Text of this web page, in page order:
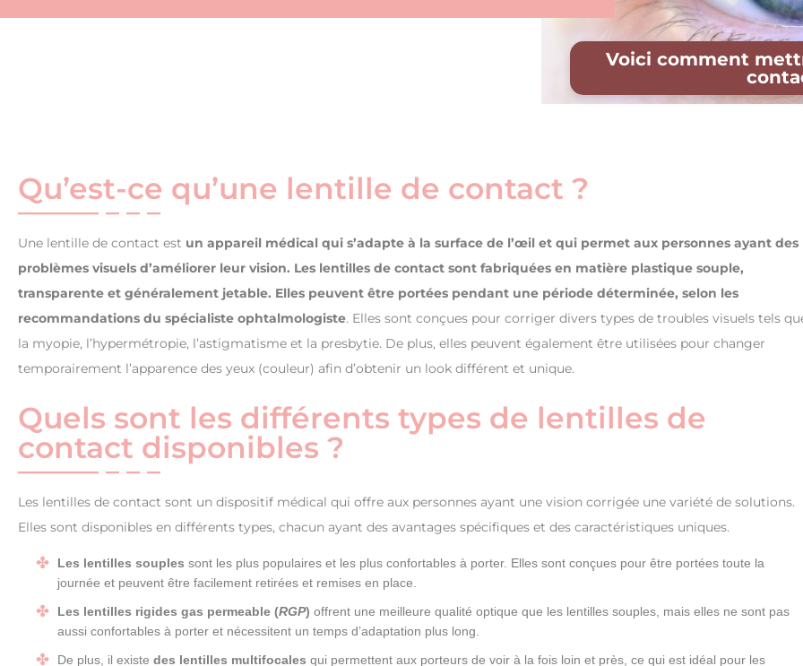
Voici comment
Qu’est-ce qu’une lentille de contact ?
Une lentille de contact est un appareil médical qui s’adapte à la surface de l’œil et qui permet aux personnes ayant des
problèmes visuels d’améliorer leur vision. Les lentilles de contact sont fabriquées en matière plastique souple,
transparente et généralement jetable. Elles peuvent être portées pendant une période déterminée, selon les
recommandations du spécialiste ophtalmologiste. Elles sont conçues pour corriger divers types de troubles visuels tels
la myopie, l’hypermétropie, l’astigmatisme et la presbytie. De plus, elles peuvent également être utilisées pour changer
temporairement l’apparence des yeux (couleur) afin d’obtenir un look différent et unique.
Quels sont les différents types de lentilles de
contact disponibles ?
Les lentilles de contact sont un dispositif médical qui offre aux personnes ayant une vision corrigée une variété de solutions.
Elles sont disponibles en différents types, chacun ayant des avantages spécifiques et des caractéristiques uniques.
Les lentilles souples sont les plus populaires et les plus confortables à porter. Elles sont conçues pour être portées toute la
journée et peuvent être facilement retirées et remises en place.
Les lentilles rigides gas permeable (RGP) offrent une meilleure qualité optique que les lentilles souples, mais elles ne sont pas
aussi confortables à porter et nécessitent un temps d’adaptation plus long.
De plus, il existe des lentilles multifocales qui permettent aux porteurs de voir à la fois loin et près, ce qui est idéal pour les